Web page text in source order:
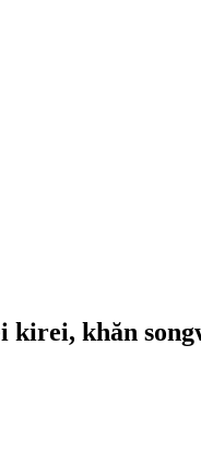
kirei, khăn